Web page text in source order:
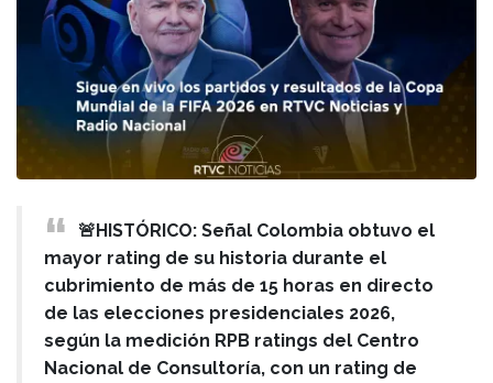
🚨HISTÓRICO: Señal Colombia obtuvo el
mayor rating de su historia durante el
cubrimiento de más de 15 horas en directo
de las elecciones presidenciales 2026,
según la medición RPB ratings del Centro
Nacional de Consultoría, con un rating de